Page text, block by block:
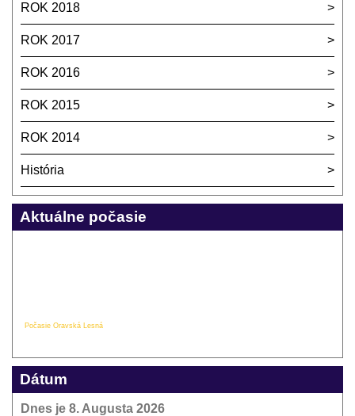
ROK 2018
ROK 2017
ROK 2016
ROK 2015
ROK 2014
História
Aktuálne počasie
Počasie Oravská Lesná
Dátum
Dnes je 8. Augusta 2026